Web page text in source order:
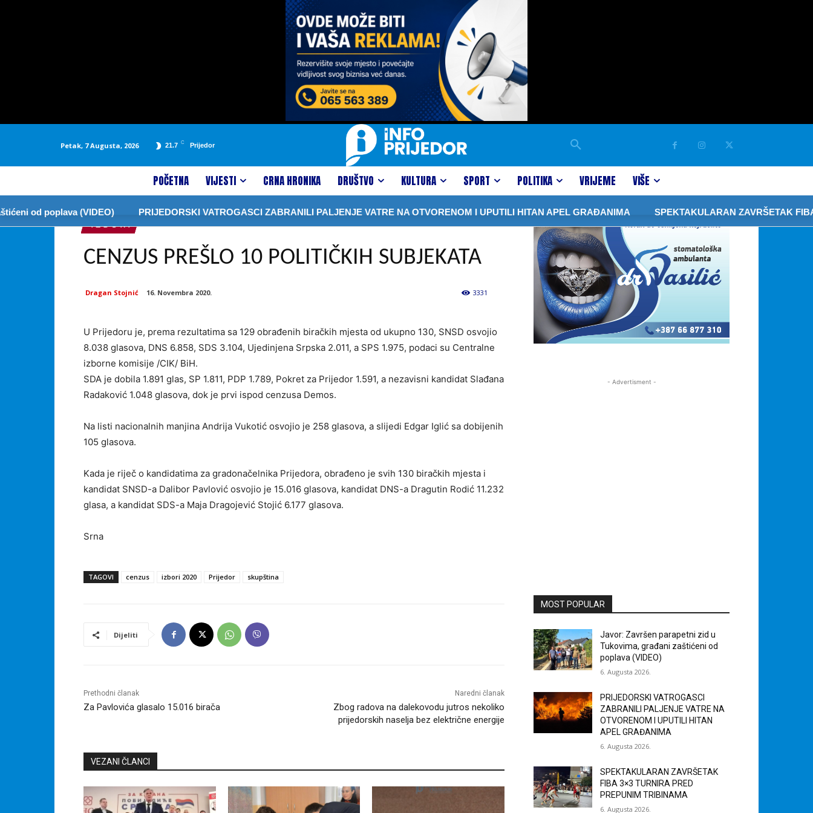
Petak, 7 Augusta, 2026 21.7 C Prijedor
POČETNA VIJESTI CRNA HRONIKA DRUŠTVO KULTURA SPORT POLITIKA VRIJEME VIŠE
od poplava (VIDEO) PRIJEDORSKI VATROGASCI ZABRANILI PALJENJE VATRE NA OTVORENOM I UPUTILI HITAN APEL GRAĐANIMA SPEKTAKULARAN ZAVRŠETAK FIBA
I Z B O R I
CENZUS PREŠLO 10 POLITIČKIH SUBJEKATA
Dragan Stojnić 16. Novembra 2020. 3331
U Prijedoru je, prema rezultatima sa 129 obrađenih biračkih mjesta od ukupno 130, SNSD osvojio
8.038 glasova, DNS 6.858, SDS 3.104, Ujedinjena Srpska 2.011, a SPS 1.975, podaci su Centralne
izborne komisije /CIK/ BiH.
SDA je dobila 1.891 glas, SP 1.811, PDP 1.789, Pokret za Prijedor 1.591, a nezavisni kandidat Slađana
Radaković 1.048 glasova, dok je prvi ispod cenzusa Demos.
Na listi nacionalnih manjina Andrija Vukotić osvojio je 258 glasova, a slijedi Edgar Iglić sa dobijenih
105 glasova.
Kada je riječ o kandidatima za gradonačelnika Prijedora, obrađeno je svih 130 biračkih mjesta i
kandidat SNSD-a Dalibor Pavlović osvojio je 15.016 glasova, kandidat DNS-a Dragutin Rodić 11.232
glasa, a kandidat SDS-a Maja Dragojević Stojić 6.177 glasova.
Srna
TAGOVI cenzus izbori 2020 Prijedor skupština
Dijeliti
Prethodni članak
Za Pavlovića glasalo 15.016 birača
Naredni članak
Zbog radova na dalekovodu jutros nekoliko
prijedorskih naselja bez električne energije
VEZANI ČLANCI
- Advertisment -
MOST POPULAR
Javor: Završen parapetni zid u
Tukovima, građani zaštićeni od
poplava (VIDEO)
6. Augusta 2026.
PRIJEDORSKI VATROGASCI
ZABRANILI PALJENJE VATRE NA
OTVORENOM I UPUTILI HITAN
APEL GRAĐANIMA
6. Augusta 2026.
SPEKTAKULARAN ZAVRŠETAK
FIBA 3×3 TURNIRA PRED
PREPUNIM TRIBINAMA
6. Augusta 2026.